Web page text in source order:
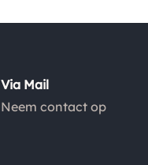
Via Mail
Neem contact op